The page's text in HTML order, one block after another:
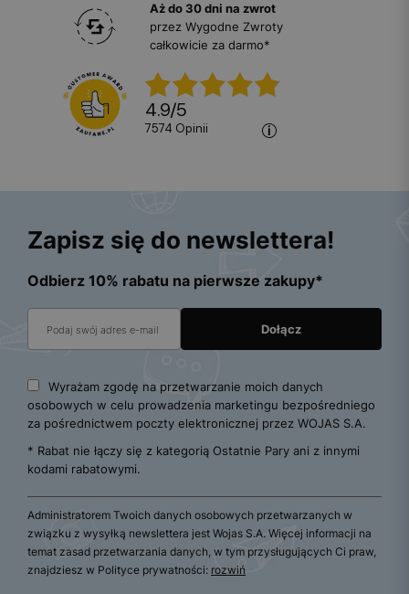
Aż do 30 dni na zwrot
przez Wygodne Zwroty
całkowicie za darmo*
4.9/5
7574 opinii
Zapisz się do newslettera!
Odbierz 10% rabatu na pierwsze zakupy*
Wyrażam zgodę na przetwarzanie moich danych
osobowych w celu prowadzenia marketingu bezpośredniego
za pośrednictwem poczty elektronicznej przez WOJAS S.A.
* Rabat nie łączy się z kategorią Ostatnie Pary ani z innymi
kodami rabatowymi.
Administratorem Twoich danych osobowych przetwarzanych w
związku z wysyłką newslettera jest Wojas S.A. Więcej informacji na
temat zasad przetwarzania danych, w tym przysługujących Ci praw,
znajdziesz w Polityce prywatności: rozwiń